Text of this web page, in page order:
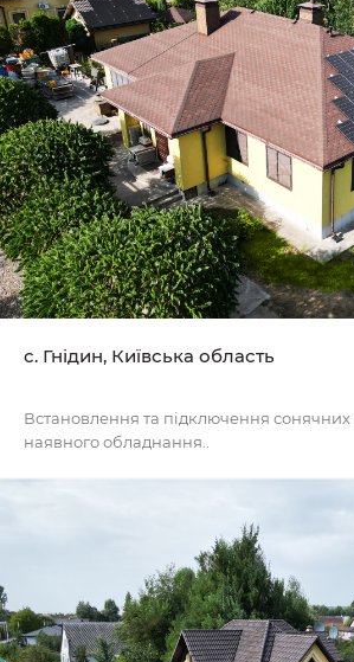
с. Гнідин, Київська область
Встановлення та підключення
наявного обладнання..